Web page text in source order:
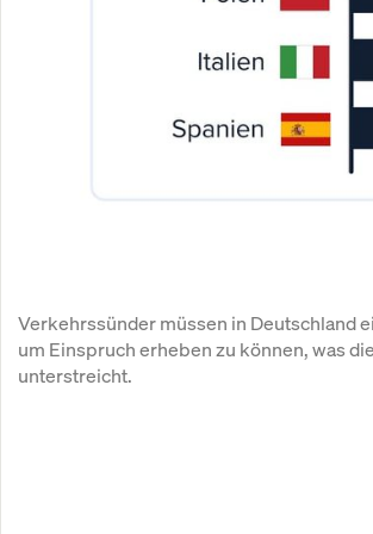
Verkehrssünder müssen in Deutschland
um Einspruch erheben zu können, was
unterstreicht.